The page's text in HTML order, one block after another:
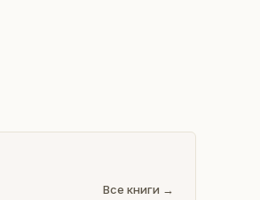
Все книги →